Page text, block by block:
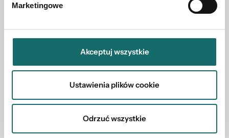
Marketingowe
Akceptuj wszystkie
Ustawienia plików cookie
Odrzuć wszystkie